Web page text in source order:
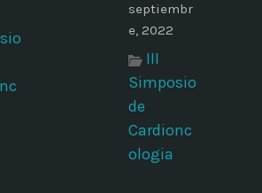
septiembr
e, 2022
III
Simposio
de
Cardionc
ologia